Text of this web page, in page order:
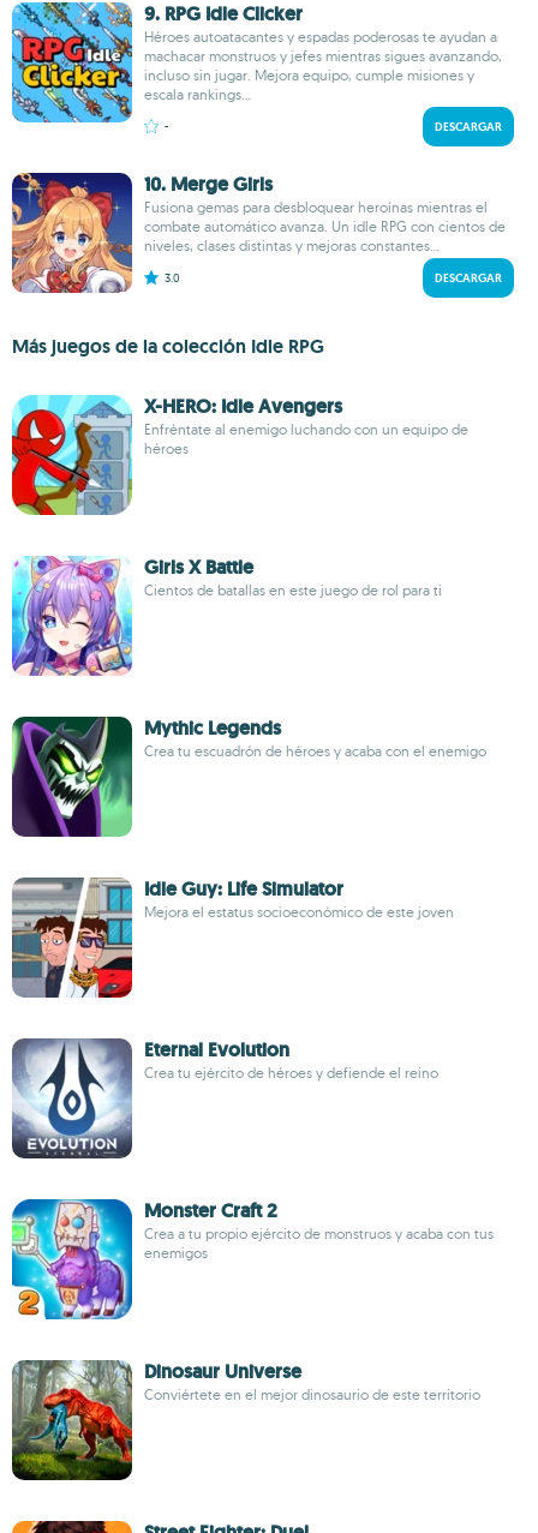
9. RPG Idle Clicker
Héroes autoatacantes y espadas poderosas te ayudan a
machacar monstruos y jefes mientras sigues avanzando,
incluso sin jugar. Mejora equipo, cumple misiones y
escala rankings...
- DESCARGAR
10. Merge Girls
Fusiona gemas para desbloquear heroínas mientras el
combate automático avanza. Un idle RPG con cientos de
niveles, clases distintas y mejoras constantes...
3.0 DESCARGAR
Más juegos de la colección Idle RPG
X-HERO: Idle Avengers
Enfréntate al enemigo luchando con un equipo de
héroes
Girls X Battle
Cientos de batallas en este juego de rol para ti
Mythic Legends
Crea tu escuadrón de héroes y acaba con el enemigo
Idle Guy: Life Simulator
Mejora el estatus socioeconómico de este joven
Eternal Evolution
Crea tu ejército de héroes y defiende el reino
Monster Craft 2
Crea a tu propio ejército de monstruos y acaba con tus
enemigos
Dinosaur Universe
Conviértete en el mejor dinosaurio de este territorio